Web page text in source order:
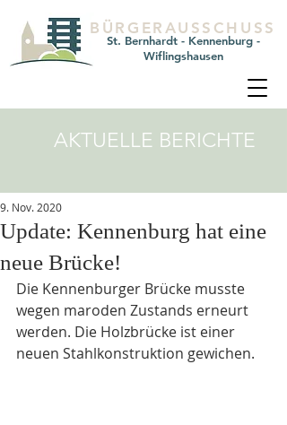
BÜRGERAUSSCHUSS
St. Bernhardt - Kennenburg -
Wiflingshausen
AKTUELLE BERICHTE
Update: Kennenburg hat eine
neue Brücke!
9. Nov. 2020
Die Kennenburger Brücke musste
wegen maroden Zustands erneurt
werden. Die Holzbrücke ist einer
neuen Stahlkonstruktion gewichen.